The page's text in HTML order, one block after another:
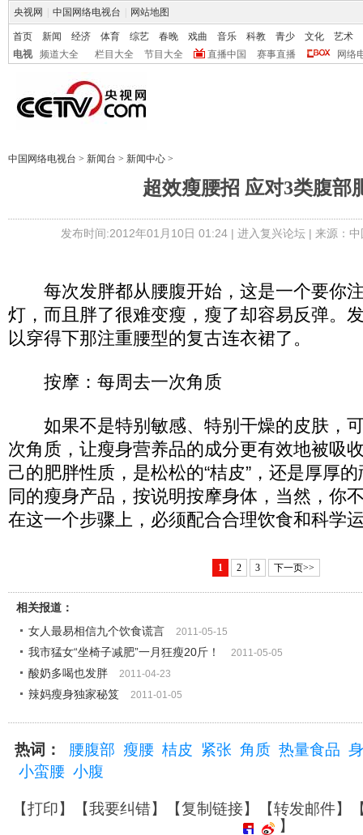
央视网 中国网络电视台 网站地图
首页 新闻 经济 体育 综艺 春晚 戏曲 音乐 科教 青少 文化
艺术
电视
频道大全 栏目大全 节目大全 直播中国 赛事直播 网络
中国网络电视台 > 新闻台 > 新闻中心 >
超效瘦腰招 应对3类腹部
发布时间:2012年01月10日 01:24 | 进入复兴论坛| 来源：
每次发胖都从腰腹开始，这是一个要你
灯，而且胖了很难变瘦，瘦了却容易反弹。
以穿得下那注重腰型的复古连衣裙了。
按摩：每周去一次角质
如果不是特别敏感、特别干燥的皮肤，
次角质，让瘦身营养品的成分更有效地被吸
己的肥胖性质，是松松的“桔皮”，还是厚厚
同的瘦身产品，按说明按摩身体，当然，你
在这一个步骤上，必须配合合理饮食和科学
1 2 3 下一页>>
相关报道：
女人最易相信九个饮食谎言
2011-05-15
我市猛女“坐椅子减肥”一月狂瘦20斤！ 2011-05-05
酸奶多喝也发胖 2011-04-23
辣妈瘦身独家秘笈 2011-01-05
热词： 腰腹部 瘦腰 桔皮 紧张 角质 热量食品
小蛮腰 小腹
【打印】【我要纠错】【复制链接】【转发邮件】
】